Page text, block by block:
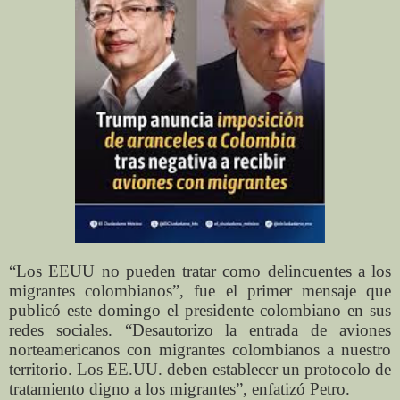
“Los EEUU no pueden tratar como delincuentes a los
migrantes colombianos”, fue el primer mensaje que
publicó este domingo el presidente colombiano en sus
redes sociales. “Desautorizo la entrada de aviones
norteamericanos con migrantes colombianos a nuestro
territorio. Los EE.UU. deben establecer un protocolo de
tratamiento digno a los migrantes”, enfatizó Petro.